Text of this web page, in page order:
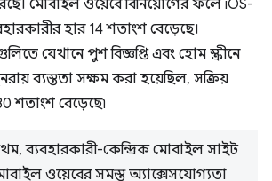
মোবাইল ওয়েবে বিনিয়োগের ফলে iOS-
হার 14 শতাংশ বেড়েছে।
যেখানে পুশ বিজ্ঞপ্তি এবং হোম স্ক্রীনে
ব্যস্ততা সক্ষম করা হয়েছিল, সক্রিয়
শতাংশ বেড়েছে৷
ব্যবহারকারী-কেন্দ্রিক মোবাইল সাইট
ওয়েবের সমস্ত অ্যাক্সেসযোগ্যতা